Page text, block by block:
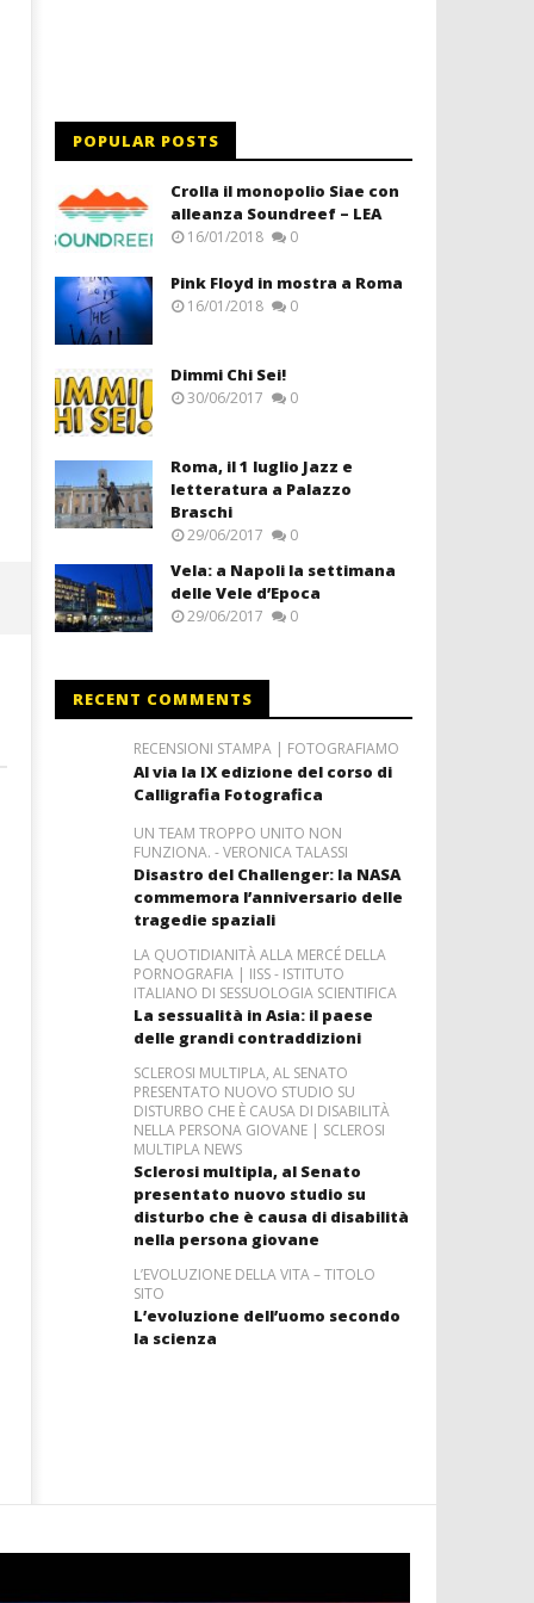
POPULAR POSTS
Crolla il monopolio Siae con
alleanza Soundreef – LEA
16/01/2018 0
Pink Floyd in mostra a Roma
16/01/2018 0
Dimmi Chi Sei!
30/06/2017 0
Roma, il 1 luglio Jazz e
letteratura a Palazzo
Braschi
29/06/2017 0
Vela: a Napoli la settimana
delle Vele d’Epoca
29/06/2017 0
RECENT COMMENTS
RECENSIONI STAMPA | FOTOGRAFIAMO
Al via la IX edizione del corso di
Calligrafia Fotografica
UN TEAM TROPPO UNITO NON
FUNZIONA. - VERONICA TALASSI
Disastro del Challenger: la NASA
commemora l’anniversario delle
tragedie spaziali
LA QUOTIDIANITÀ ALLA MERCÉ DELLA
PORNOGRAFIA | IISS - ISTITUTO
ITALIANO DI SESSUOLOGIA SCIENTIFICA
La sessualità in Asia: il paese
delle grandi contraddizioni
SCLEROSI MULTIPLA, AL SENATO
PRESENTATO NUOVO STUDIO SU
DISTURBO CHE È CAUSA DI DISABILITÀ
NELLA PERSONA GIOVANE | SCLEROSI
MULTIPLA NEWS
Sclerosi multipla, al Senato
presentato nuovo studio su
disturbo che è causa di disabilità
nella persona giovane
L’EVOLUZIONE DELLA VITA – TITOLO
SITO
L’evoluzione dell’uomo secondo
la scienza